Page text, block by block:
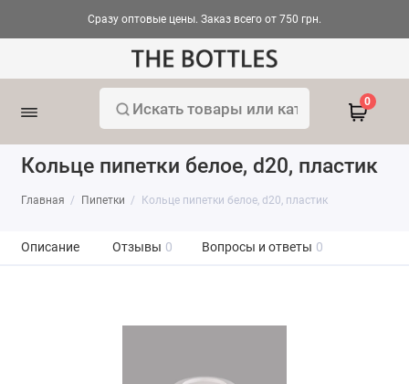
Сразу оптовые цены. Заказ всего от 750 грн.
0
Кольце пипетки белое, d20, пластик
Главная Пипетки Кольце пипетки белое, d20, пластик
Описание Отзывы 0 Вопросы и ответы 0